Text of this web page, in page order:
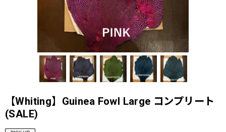
【Whiting】Guinea Fowl Large コンプリート
(SALE)